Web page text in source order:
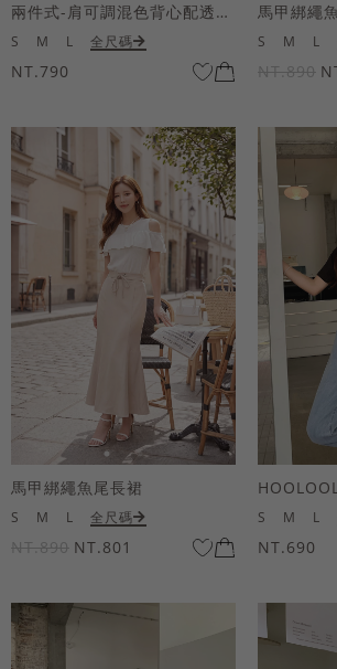
兩件式-肩可調混色背心配透膚短袖上衣
S M L 全尺碼
NT.790
馬甲綁繩
S M L
NT.890
馬甲綁繩魚尾長裙
S M L 全尺碼
NT.890 NT.801
S M L
NT.690